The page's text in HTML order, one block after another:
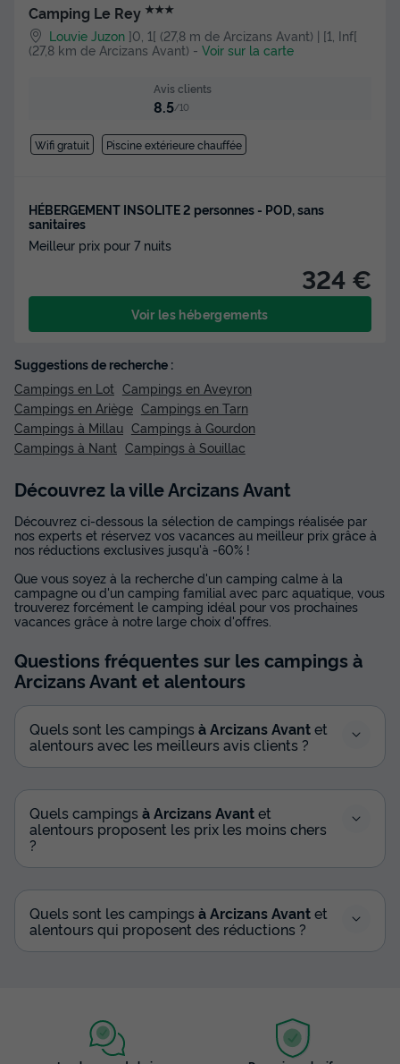
Camping Le Rey ★★★
Louvie Juzon ]0, 1[ (27,8 m de Arcizans Avant) | [1, Inf[
(27,8 km de Arcizans Avant) - Voir sur la carte
Avis clients
8.5/10
Wifi gratuit Piscine extérieure chauffée
HÉBERGEMENT INSOLITE 2 personnes - POD, sans
sanitaires
Meilleur prix pour 7 nuits
324 €
Voir les hébergements
Suggestions de recherche :
Campings en Lot Campings en Aveyron
Campings en Ariège Campings en Tarn
Campings à Millau Campings à Gourdon
Campings à Nant Campings à Souillac
Découvrez la ville Arcizans Avant
Découvrez ci-dessous la sélection de campings réalisée par
nos experts et réservez vos vacances au meilleur prix grâce à
nos réductions exclusives jusqu'à -60% !
Que vous soyez à la recherche d'un camping calme à la
campagne ou d'un camping familial avec parc aquatique, vous
trouverez forcément le camping idéal pour vos prochaines
vacances grâce à notre large choix d'offres.
Questions fréquentes sur les campings à
Arcizans Avantet alentours
Quels sont les campings à Arcizans Avantet
alentours avec les meilleurs avis clients ?
Quels campings à Arcizans Avantet
alentours proposent les prix les moins chers
?
Quels sont les campings à Arcizans Avantet
alentours qui proposent des réductions ?